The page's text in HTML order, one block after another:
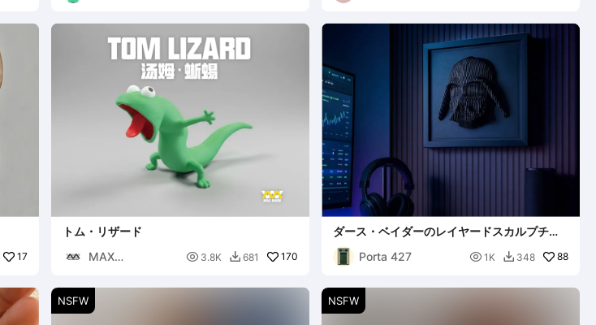
17
トム・リザード
MAX
 3.8K  681 170
ダース・ベイダーのレイヤードスカルプチャ
ー
Porta 427
 1K  348 88
NSFW NSFW